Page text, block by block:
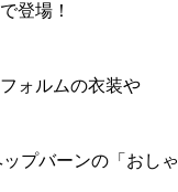
登場！
ォルムの衣装や
プバーンの「おし